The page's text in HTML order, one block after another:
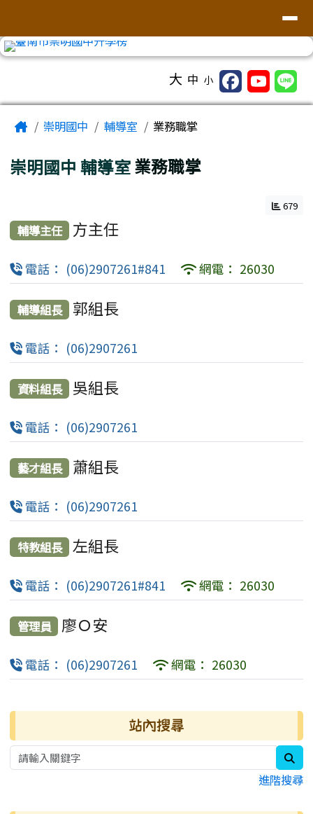
大 中 小
Home崇明國中 輔導室 業務職掌
崇明國中 輔導室業務職掌
679
輔導主任 方主任
電話： (06)2907261#841 網電： 26030
輔導組長 郭組長
電話： (06)2907261
資料組長 吳組長
電話： (06)2907261
藝才組長 蕭組長
電話： (06)2907261
特教組長 左組長
電話： (06)2907261#841 網電： 26030
管理員 廖Ｏ安
電話： (06)2907261 網電： 26030
右邊區域內容 站內搜尋
進階搜尋